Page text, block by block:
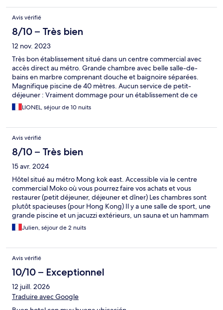
Avis vérifié
8/10 – Très bien
12 nov. 2023
Très bon établissement situé dans un centre commercial avec
accès direct au métro. Grande chambre avec belle salle-de-
bains en marbre comprenant douche et baignoire séparées.
Magnifique piscine de 40 mètres. Aucun service de petit-
déjeuner : Vraiment dommage pour un établissement de ce
standing, surtout que l’info, qui figure à présent sur le site
EXPEDIA, n’était pas disponible lors de ma réservation.
LIONEL, séjour de 10 nuits
Avis vérifié
8/10 – Très bien
15 avr. 2024
Hôtel situé au métro Mong kok east. Accessible via le centre
commercial Moko où vous pourrez faire vos achats et vous
restaurer (petit déjeuner, déjeuner et dîner) Les chambres sont
plutôt spacieuses (pour Hong Kong) Il y a une salle de sport, une
grande piscine et un jacuzzi extérieurs, un sauna et un hammam
non mixte dans les vestiaires avec douches. Malgré nos 2
passages de 2 nuits à l’hôtel, dommage que l’hôtel ne nous ait
arrivée vers 9h du matin (malgré les avoir prévenu bien
longtemps en avance) Nous étions 2 adultes et 2 enfants et
avions 2 grands lits individuels.
Julien, séjour de 2 nuits
Avis vérifié
10/10 – Exceptionnel
12 juill. 2026
Traduire avec Google